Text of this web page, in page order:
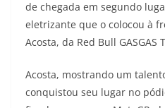
de chegada em segundo
eletrizante que o colocou à
Acosta, da Red Bull GASGAS
Acosta, mostrando um
conquistou seu lugar no